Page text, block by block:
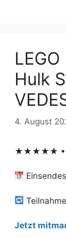
Hulk
4. August
★★★★★ •
Jetzt